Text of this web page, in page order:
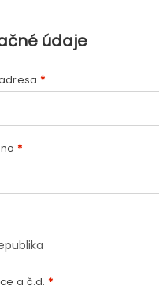
údaje
*
*
a č.d. *